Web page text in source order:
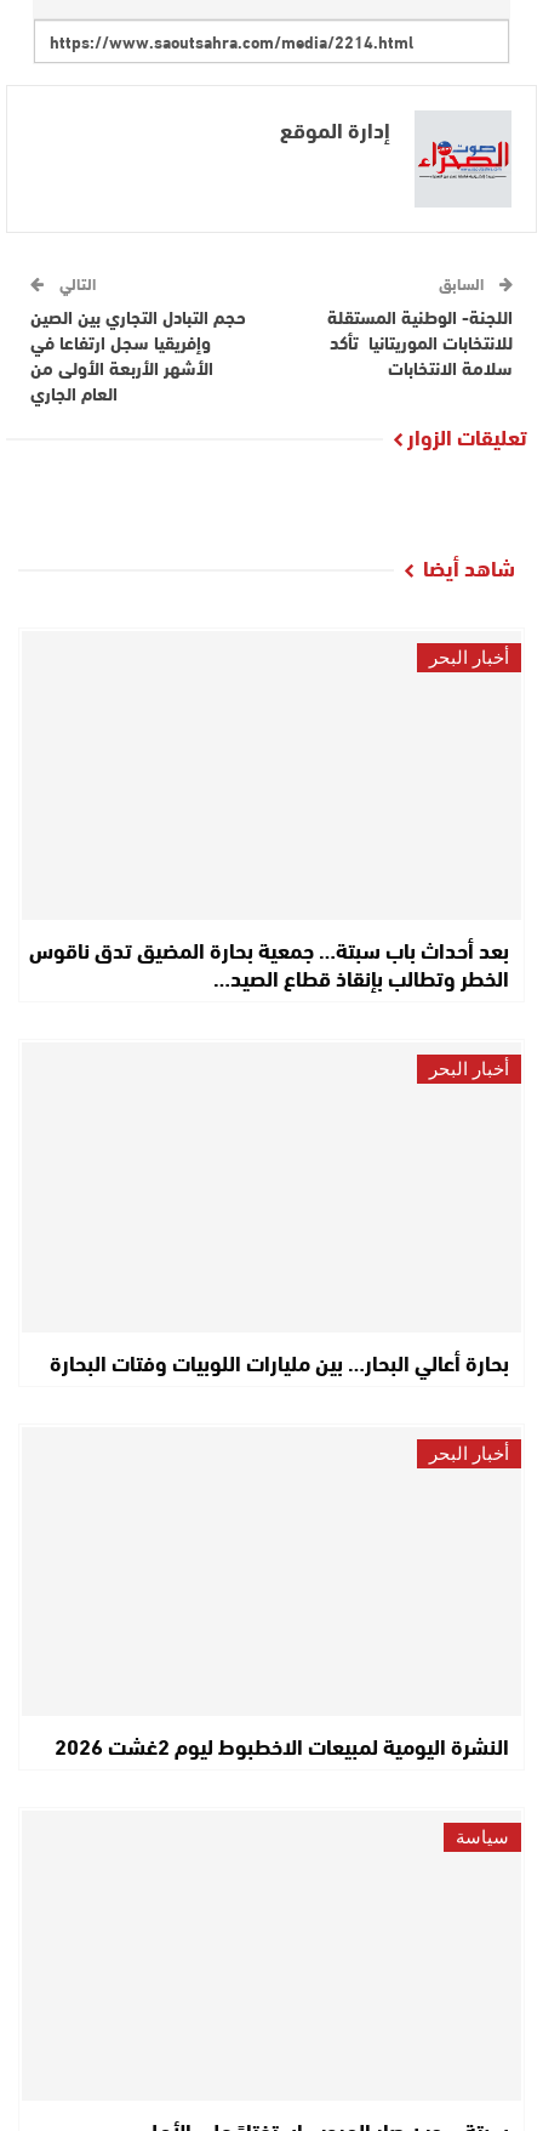
إدارة الموقع
السابق
اللجنة- الوطنية المستقلة
للانتخابات الموريتانيا تأكد
سلامة الانتخابات
التالي
حجم التبادل التجاري بين الصين
وإفريقيا سجل ارتفاعا في
الأشهر الأربعة الأولى من
العام الجاري
تعليقات الزوار
شاهد أيضا
أخبار البحر
بعد أحداث باب سبتة… جمعية بحارة المضيق تدق ناقوس
الخطر وتطالب بإنقاذ قطاع الصيد…
أخبار البحر
بحارة أعالي البحار… بين مليارات اللوبيات وفتات البحارة
أخبار البحر
النشرة اليومية لمبيعات الاخطبوط ليوم 2غشت 2026
سياسة